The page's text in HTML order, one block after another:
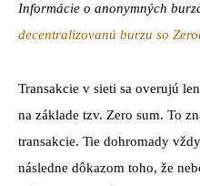
Informácie o anonymných
decentralizovanú burzu so
Transakcie v sieti sa overujú
na základe tzv. Zero sum. To
transakcie. Tie dohromady
následne dôkazom toho, že